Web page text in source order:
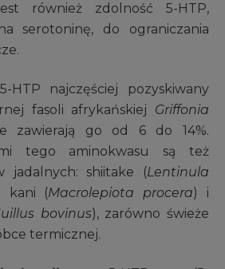
również zdolność 5-HTP,
serotoninę, do ograniczania
5-HTP najczęściej pozyskiwany
fasoli afrykańskiej Griffonia
zawierają go od 6 do 14%.
tego aminokwasu są też
jadalnych: shiitake (Lentinula
kani (Macrolepiota procera) i
bovinus), zarówno świeże
termicznej.